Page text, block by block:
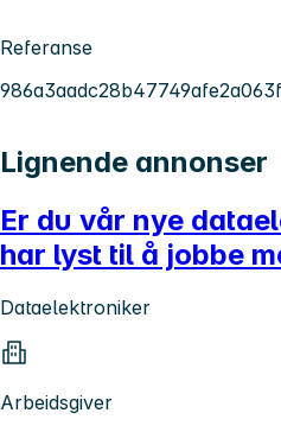
Referanse
Lignende annonser
Er du vår nye
har lyst til å jobbe
Dataelektroniker
Arbeidsgiver